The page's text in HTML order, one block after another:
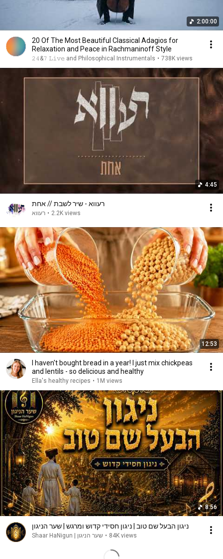
2:00:00
20 Of The Most Beautiful Classical Adagios for
Relaxation and Peace in Rachmaninoff Style
𝟸𝟺&𝟽 𝙻𝚒𝚟𝚎 and Philosophical Instrumentals • 738K views
4:45
רעווא - שיר לשבת // אחת
רעווא • 2.2K views
12:53
I haven't bought bread in a year! I just mix chickpeas
and lentils - so delicious and healthy
Ella's healthy recipes • 1M views
8:56
ניגון הבעל שם טוב | ניגון חסידי קדוש ומרגש | שער הניגון
שער הניגון | Shaar HaNigun • 84K views